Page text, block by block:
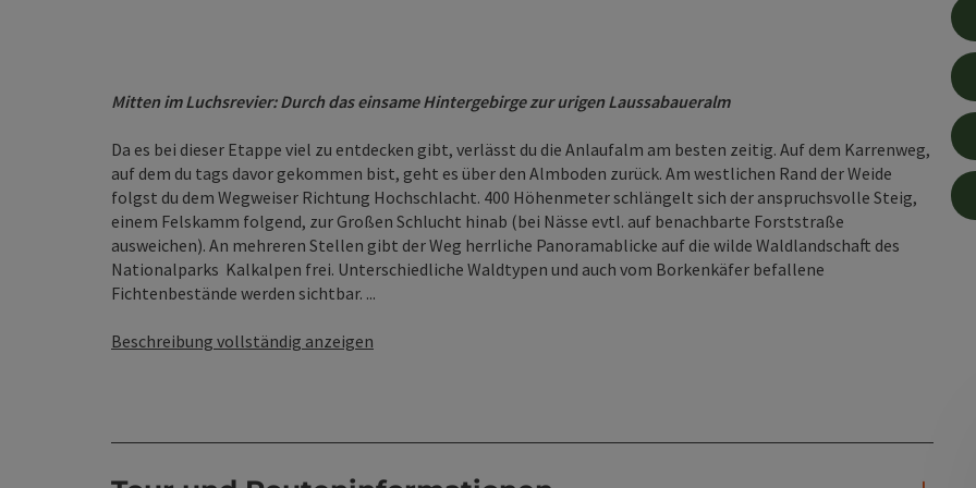
Mitten im Luchsrevier: Durch das einsame Hintergebirge zur urigen Laussabaueralm
Da es bei dieser Etappe viel zu entdecken gibt, verlässt du die Anlaufalm am besten zeitig. Auf dem Karrenweg,
auf dem du tags davor gekommen bist, geht es über den Almboden zurück. Am westlichen Rand der Weide
folgst du dem Wegweiser Richtung Hochschlacht. 400 Höhenmeter schlängelt sich der anspruchsvolle Steig,
einem Felskamm folgend, zur Großen Schlucht hinab (bei Nässe evtl. auf benachbarte Forststraße
ausweichen). An mehreren Stellen gibt der Weg herrliche Panoramablicke auf die wilde Waldlandschaft des
Nationalparks Kalkalpen frei. Unterschiedliche Waldtypen und auch vom Borkenkäfer befallene
Fichtenbestände werden sichtbar. ...
Beschreibung vollständig anzeigen